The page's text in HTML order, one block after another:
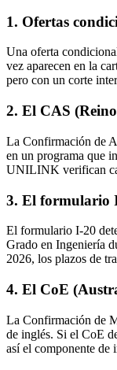
1. Ofertas
Una oferta
vez aparecen en la
pero con un corte
2. El CAS
La Confirmación de
en un programa que
UNILINK verifican
3. El formulario
El formulario I‑20
Grado en Ingeniería
2026, los plazos de
4. El CoE
La Confirmación de
de inglés. Si el CoE
así el componente